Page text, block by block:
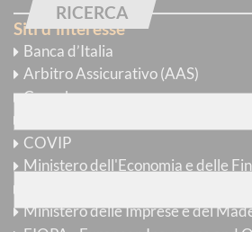
RICERCA
Trova avvisi
contuttele parole
conalmeno unadelle parole
Siti d'interesse
Banca d’Italia
Arbitro Assicurativo (AAS)
Consob
COVIP
Ministero dell'Economia e delle
Ministero delle Imprese e del